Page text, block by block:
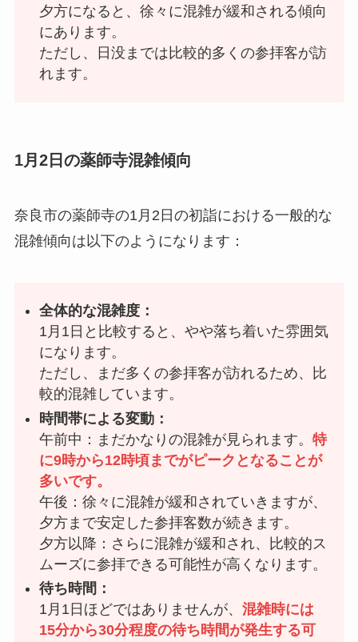
夕方になると、徐々に混雑が緩和される傾向
にあります。
ただし、日没までは比較的多くの参拝客が訪
れます。
1月2日の薬師寺混雑傾向
奈良市の薬師寺の1月2日の初詣における一般的な
混雑傾向は以下のようになります：
全体的な混雑度：
1月1日と比較すると、やや落ち着いた雰囲気
になります。
ただし、まだ多くの参拝客が訪れるため、比
較的混雑しています。
時間帯による変動：
午前中：まだかなりの混雑が見られます。特
に9時から12時頃までがピークとなることが
多いです。
午後：徐々に混雑が緩和されていきますが、
夕方まで安定した参拝客数が続きます。
夕方以降：さらに混雑が緩和され、比較的ス
ムーズに参拝できる可能性が高くなります。
待ち時間：
1月1日ほどではありませんが、混雑時には
15分から30分程度の待ち時間が発生する可